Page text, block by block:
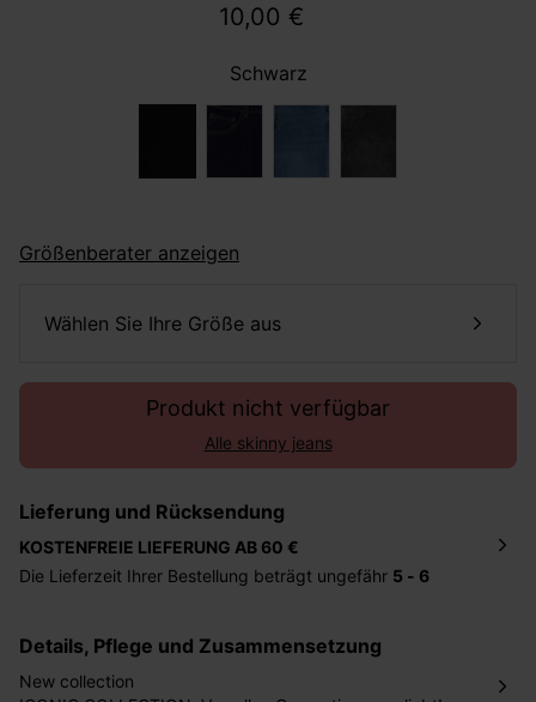
10,00 €
Schwarz
Größenberater anzeigen
Wählen Sie Ihre Größe aus
Produkt nicht verfügbar
Alle skinny jeans
Lieferung und Rücksendung
KOSTENFREIE LIEFERUNG AB 60 €
Die Lieferzeit Ihrer Bestellung beträgt ungefähr 5 - 6
betragen 2,95 Euro bei einem Bestellwert von unter 60
Euro.
Details, Pflege und Zusammensetzung
New collection